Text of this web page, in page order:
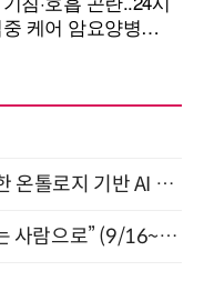
모든 업무 담당자(비개발자)를 위한 온톨로지 기반 AI 지식체계 설계 1-day 워크숍 8월 20일 개최
“AI에게 묻는 사람에서, AI로 만드는 사람으로” (9/16~17)